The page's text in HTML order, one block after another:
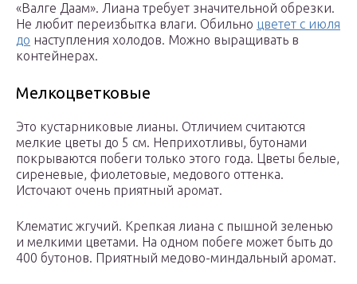
«Валге Даам». Лиана требует значительной обрезки.
Не любит переизбытка влаги. Обильно цветет с июля
до наступления холодов. Можно выращивать в
контейнерах.
Мелкоцветковые
Это кустарниковые лианы. Отличием считаются
мелкие цветы до 5 см. Неприхотливы, бутонами
покрываются побеги только этого года. Цветы белые,
сиреневые, фиолетовые, медового оттенка.
Источают очень приятный аромат.
Клематис жгучий. Крепкая лиана с пышной зеленью
и мелкими цветами. На одном побеге может быть до
400 бутонов. Приятный медово-миндальный аромат.